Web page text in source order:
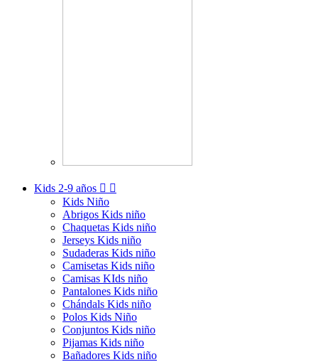
Kids 2-9 años  
Kids Niño
Abrigos Kids niño
Chaquetas Kids niño
Jerseys Kids niño
Sudaderas Kids niño
Camisetas Kids niño
Camisas KIds niño
Pantalones Kids niño
Chándals Kids niño
Polos Kids Niño
Conjuntos Kids niño
Pijamas Kids niño
Bañadores Kids niño